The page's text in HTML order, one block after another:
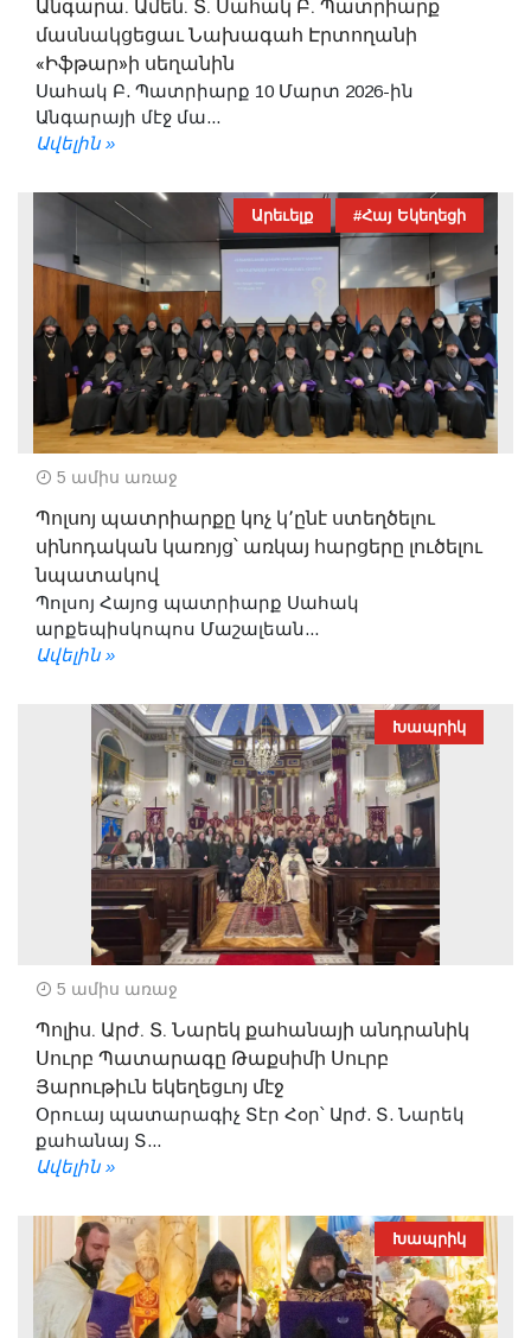
Անգարա. Ամեն. Տ. Սահակ Բ. Պատրիարք
մասնակցեցաւ Նախագահ Էրտողանի
«Իֆթար»ի սեղանին
Սահակ Բ. Պատրիարք 10 Մարտ 2026-ին
Անգարայի մէջ մա...
Ավելին »
Արեւելք #Հայ Եկեղեցի
5 ամիս առաջ
Պոլսոյ պատրիարքը կոչ կ՚ընէ ստեղծելու
սինոդական կառոյց՝ առկայ հարցերը լուծելու
նպատակով
Պոլսոյ Հայոց պատրիարք Սահակ
արքեպիսկոպոս Մաշալեան...
Ավելին »
Խապրիկ
5 ամիս առաջ
Պոլիս. Արժ. Տ. Նարեկ քահանայի անդրանիկ
Սուրբ Պատարագը Թաքսիմի Սուրբ
Յարութիւն եկեղեցւոյ մէջ
Օրուայ պատարագիչ Տէր Հօր՝ Արժ. Տ. Նարեկ
քահանայ Տ...
Ավելին »
Խապրիկ